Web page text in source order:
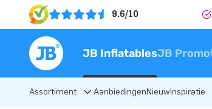
9.6/10
JB InflatablesJB
Assortiment AanbiedingenNieuwInspiratie